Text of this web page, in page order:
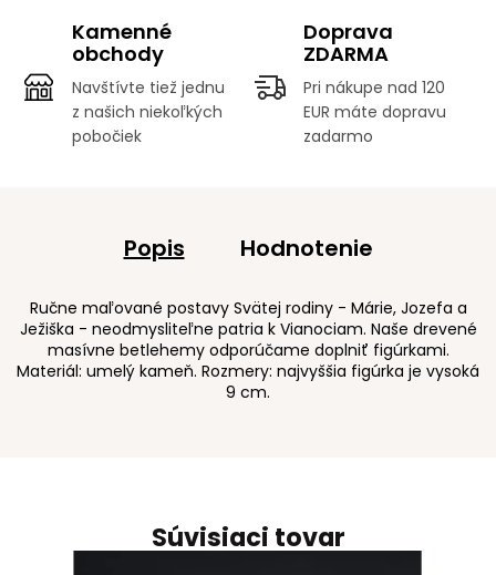
Kamenné
obchody
Navštívte tiež jednu
z našich niekoľkých
pobočiek
Doprava
ZDARMA
Pri nákupe nad 120
EUR máte dopravu
zadarmo
Súvisiaci tovar
Popis Hodnotenie
Ručne maľované postavy Svätej rodiny - Márie, Jozefa a
Ježiška - neodmysliteľne patria k Vianociam. Naše drevené
masívne betlehemy odporúčame doplniť figúrkami.
Materiál: umelý kameň. Rozmery: najvyššia figúrka je vysoká
9 cm.